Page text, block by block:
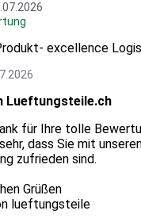
excellence
Lueftungsteile.ch
für Ihre tolle
dass Sie mit
zufrieden sind.
Grüßen
lueftungsteile